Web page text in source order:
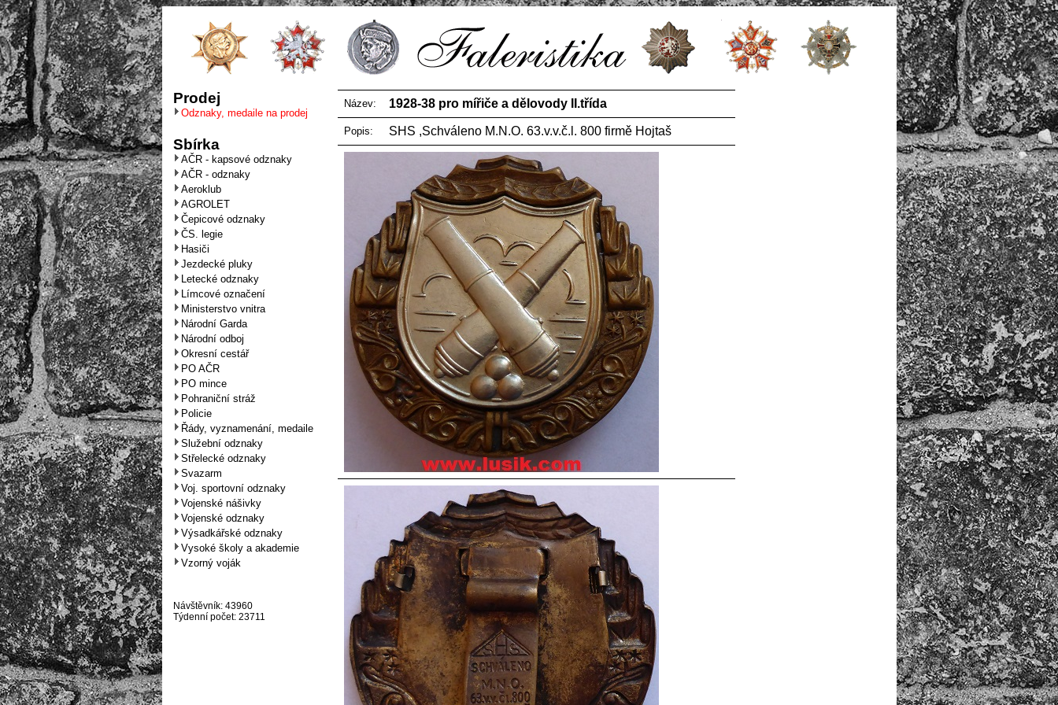
Prodej
Odznaky, medaile na prodej
Sbírka
AČR - kapsové odznaky
AČR - odznaky
Aeroklub
AGROLET
Čepicové odznaky
ČS. legie
Hasiči
Jezdecké pluky
Letecké odznaky
Límcové označení
Ministerstvo vnitra
Národní Garda
Národní odboj
Okresní cestář
PO AČR
PO mince
Pohraniční stráž
Policie
Řády, vyznamenání, medaile
Služební odznaky
Střelecké odznaky
Svazarm
Voj. sportovní odznaky
Vojenské nášivky
Vojenské odznaky
Výsadkářské odznaky
Vysoké školy a akademie
Vzorný voják
Návštěvník: 43960
Týdenní počet: 23711
Název: 1928-38 pro mířiče a dělovody II.třída
Popis: SHS ,Schváleno M.N.O. 63.v.v.č.l. 800 firmě Hojtaš